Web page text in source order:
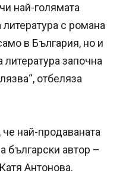
най-голямата
с романа
в България, но и
започна
отбеляза
най-продаваната
български автор –
Антонова.